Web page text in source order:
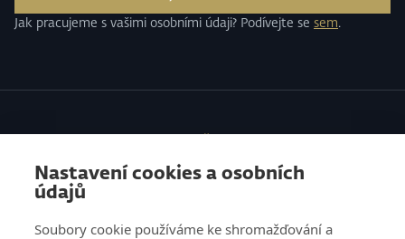
Nastavení cookies a osobních
údajů
Soubory cookie používáme ke shromažďování a
Jak pracujeme s vašimi osobními údaji? Podívejte se sem.
VZDĚLÁVÁNÍ
O NÁS